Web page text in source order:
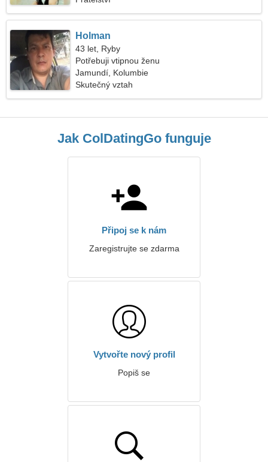
Holman
43 let, Ryby
Potřebuji vtipnou ženu
Jamundí, Kolumbie
Skutečný vztah
Jak ColDatingGo funguje
Připoj se k nám
Zaregistrujte se zdarma
Vytvořte nový profil
Popiš se